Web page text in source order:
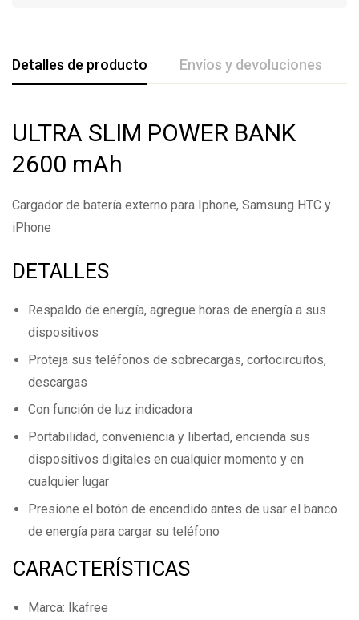
Detalles de producto Envíos y devoluciones
ULTRA SLIM POWER BANK
2600 mAh
Cargador de batería externo para Iphone, Samsung HTC y
iPhone
DETALLES
Respaldo de energía, agregue horas de energía a sus
dispositivos
Proteja sus teléfonos de sobrecargas, cortocircuitos,
descargas
Con función de luz indicadora
Portabilidad, conveniencia y libertad, encienda sus
dispositivos digitales en cualquier momento y en
cualquier lugar
Presione el botón de encendido antes de usar el banco
de energía para cargar su teléfono
CARACTERÍSTICAS
Marca: Ikafree
De La Calificación Y Revisión De
Base en 0 Comentarios
Escribe una reseña